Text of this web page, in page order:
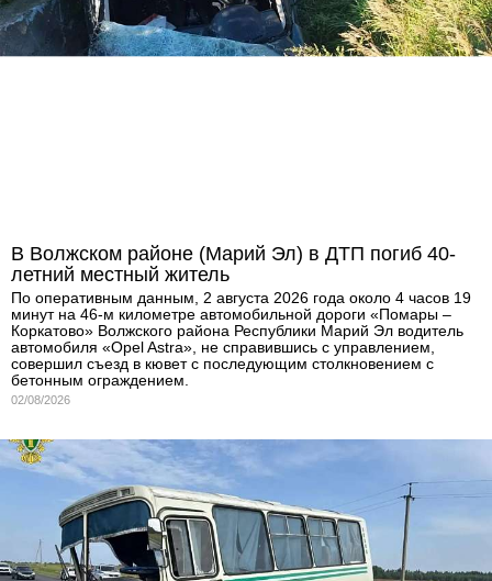
В Волжском районе (Марий Эл) в ДТП погиб 40-
летний местный житель
По оперативным данным, 2 августа 2026 года около 4 часов 19
минут на 46-м километре автомобильной дороги «Помары –
Коркатово» Волжского района Республики Марий Эл водитель
автомобиля «Opel Astra», не справившись с управлением,
совершил съезд в кювет с последующим столкновением с
бетонным ограждением.
02/08/2026